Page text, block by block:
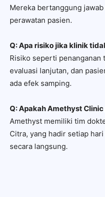
Mereka bertanggung
perawatan pasien.
Q: Apa risiko jika klinik
Risiko seperti penanganan
evaluasi lanjutan, dan
ada efek samping.
Q: Apakah Amethyst
Amethyst memiliki tim
Citra, yang hadir setiap
secara langsung.